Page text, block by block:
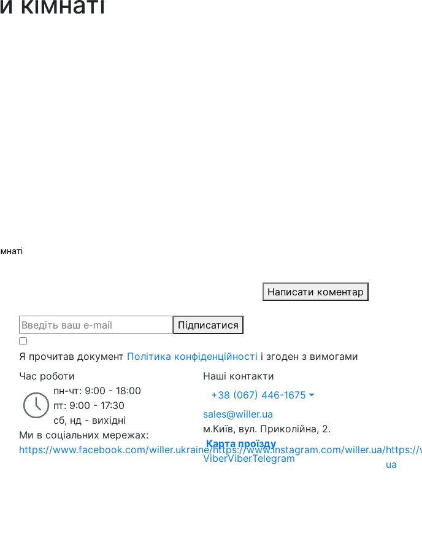
Написати коментар
Підписатися
Я прочитав документ Політика конфіденційності і згоден з вимогами
Час роботи
пн-чт: 9:00 - 18:00
пт: 9:00 - 17:30
сб, нд - вихідні
Ми в соціальних мережах:
https://www.facebook.com/willer.ukraine/https://www.instagram.com/willer.ua/https://
ua
Наші контакти
+38 (067) 446-1675
sales@willer.ua
м.Київ, вул. Приколійна, 2.
Карта проїзду
ViberViberTelegram